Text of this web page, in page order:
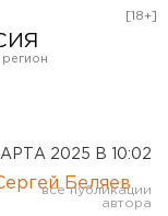
[18+]
2025 В 10:02
Беляев